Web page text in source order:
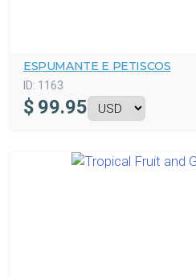
ESPUMANTE E PETISCOS
ID: 1163
$ 99.95